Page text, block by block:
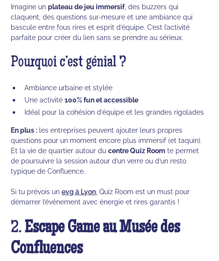
Imagine unplateau de jeu immersif, des buzzers qui
claquent, des questions sur-mesure et une ambiance qui
bascule entre fous rires et esprit d’équipe. C’est l’activité
parfaite pour créer du lien sans se prendre au sérieux.
Pourquoi c’est génial ?
Ambiance urbaine et stylée
Une activité100% fun et accessible
Idéal pour la cohésion d’équipe et les grandes rigolades
En plus : les entreprises peuvent ajouter leurs propres
questions pour un moment encore plus immersif (et taquin).
Et la vie de quartier autour ducentre Quiz Room te permet
de poursuivre la session autour d’un verre ou d’un resto
typique de Confluence.
Si tu prévois unevg à Lyon , Quiz Room est un must pour
démarrer l’événement avec énergie et rires garantis !
2.Escape Game au Musée des
Confluences